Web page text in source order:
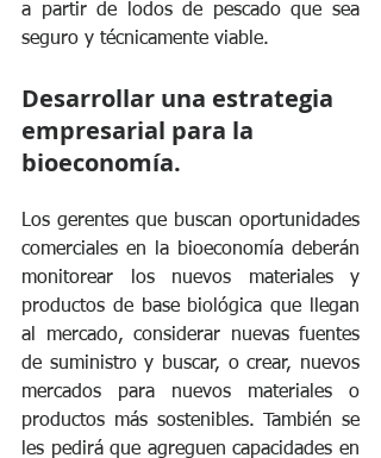
a partir de lodos de pescado que sea
seguro y técnicamente viable.
Desarrollar una estrategia
empresarial para la
bioeconomía.
Los gerentes que buscan oportunidades
comerciales en la bioeconomía deberán
monitorear los nuevos materiales y
productos de base biológica que llegan
al mercado, considerar nuevas fuentes
de suministro y buscar, o crear, nuevos
mercados para nuevos materiales o
productos más sostenibles. También se
les pedirá que agreguen capacidades en